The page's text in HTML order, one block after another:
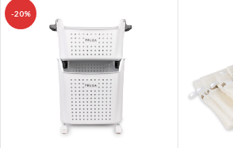
-20%